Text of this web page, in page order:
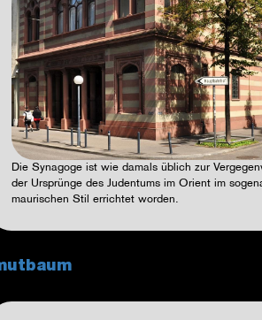
Die Synagoge ist wie damals üblich zur
der Ursprünge des Judentums im Orient im
maurischen Stil errichtet worden.